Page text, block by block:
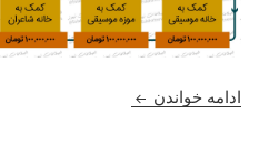
ادامه خواندن شفافیت در پرداخت